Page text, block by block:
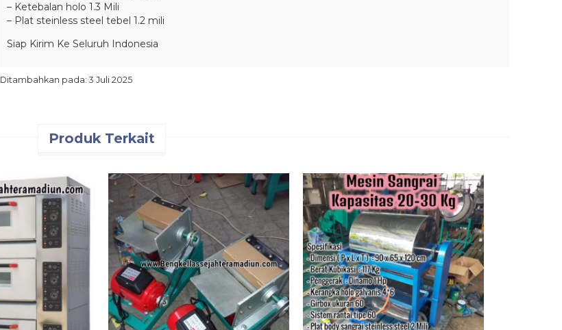
– Ketebalan holo 1.3 Mili
– Plat steinless steel tebel 1.2 mili
Siap Kirim Ke Seluruh Indonesia
Ditambahkan pada: 3 Juli 2025
Produk Terkait